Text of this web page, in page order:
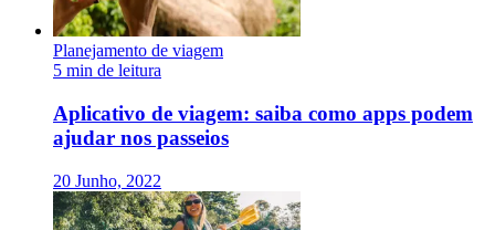
Planejamento de viagem
5 min de leitura
Aplicativo de viagem: saiba como apps podem
ajudar nos passeios
20 Junho, 2022